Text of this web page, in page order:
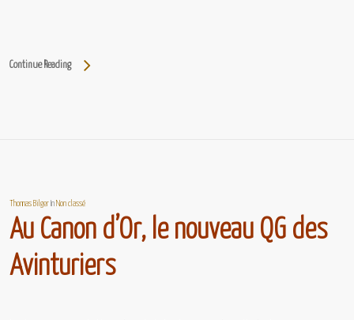
Continue Reading
Thomas Bilger InNon classé
Au Canon d’Or, le nouveau QG des
Avinturiers